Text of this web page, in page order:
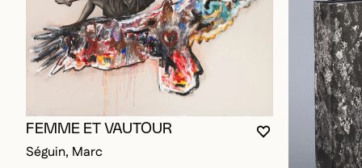
VOUS DEVEZ
FERMER LA
OUVRIR LA
FEMME ET VAUTOUR
Séguin, Marc